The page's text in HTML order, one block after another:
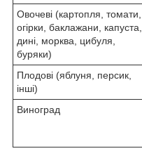
Овочеві (картопля, томати,
огірки, баклажани, капуста,
дині, морква, цибуля,
буряки)
Плодові (яблуня, персик,
інші)
Виноград